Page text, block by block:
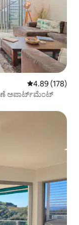
5 ರಲ್ಲಿ 4.89
4.89 (178)
ಅಪಾರ್ಟ್‌ಮೆಂಟ್